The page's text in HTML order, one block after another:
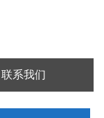
联系我们